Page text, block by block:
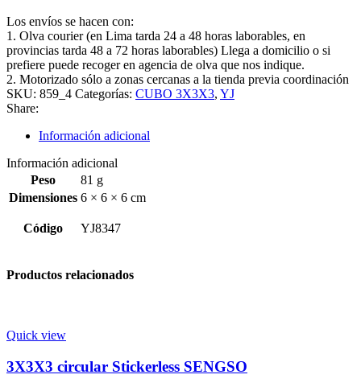
Los envíos se hacen con:
1. Olva courier (en Lima tarda 24 a 48 horas laborables, en
provincias tarda 48 a 72 horas laborables) Llega a domicilio o si
prefiere puede recoger en agencia de olva que nos indique.
2. Motorizado sólo a zonas cercanas a la tienda previa coordinación
SKU: 859_4 Categorías: CUBO 3X3X3, YJ
Share:
Información adicional
Información adicional
Peso
81 g
Dimensiones 6 × 6 × 6 cm
Código YJ8347
Productos relacionados
Quick view
3X3X3 circular Stickerless SENGSO